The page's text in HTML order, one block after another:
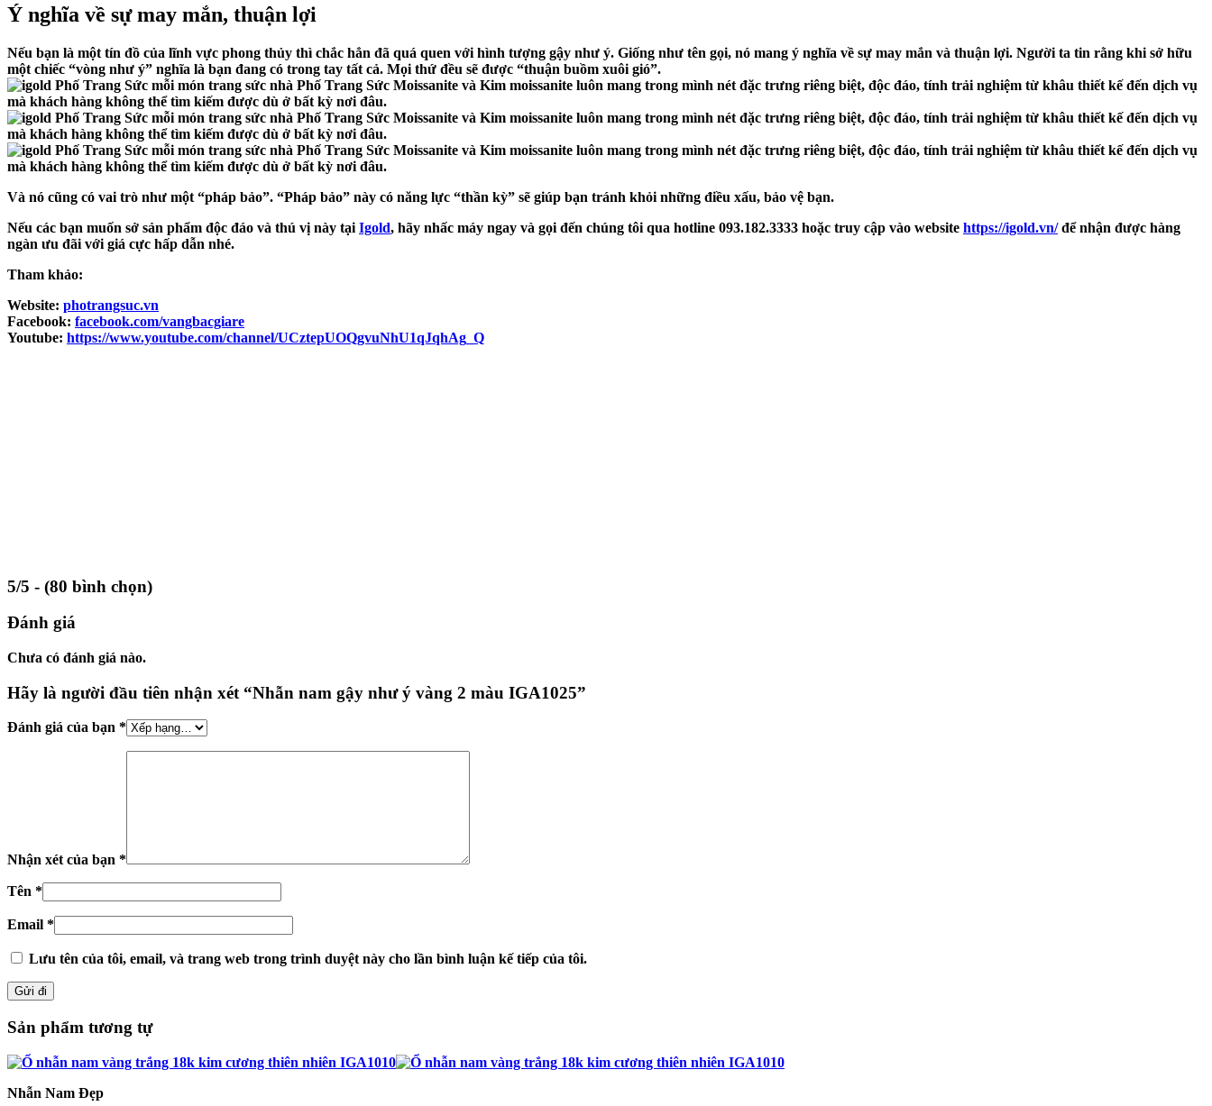
Ý nghĩa về sự may mắn, thuận lợi
Nếu bạn là một tín đồ của lĩnh vực phong thủy thì chắc hẳn đã quá quen với hình tượng gậy như ý. Giống như tên gọi, nó mang ý nghĩa về sự may mắn và thuận lợi. Người ta tin rằng khi sở hữu
một chiếc “vòng như ý” nghĩa là bạn đang có trong tay tất cả. Mọi thứ đều sẽ được “thuận buồm xuôi gió”.
Và nó cũng có vai trò như một “pháp bảo”. “Pháp bảo” này có năng lực “thần kỳ” sẽ giúp bạn tránh khỏi những điều xấu, bảo vệ bạn.
Nếu các bạn muốn sở sản phẩm độc đáo và thú vị này tại Igold, hãy nhấc máy ngay và gọi đến chúng tôi qua hotline 093.182.3333 hoặc truy cập vào website https://igold.vn/để nhận được hàng
ngàn ưu đãi với giá cực hấp dẫn nhé.
Tham khảo:
Website: photrangsuc.vn
Facebook: facebook.com/vangbacgiare
Youtube: https://www.youtube.com/channel/UCztepUOQgvuNhU1qJqhAg_Q
5/5 - (80 bình chọn)
Đánh giá
Chưa có đánh giá nào.
Hãy là người đầu tiên nhận xét “Nhẫn nam gậy như ý vàng 2 màu IGA1025”
Đánh giá của bạn *
Nhận xét của bạn *
Tên *
Email *
Lưu tên của tôi, email, và trang web trong trình duyệt này cho lần bình luận kế tiếp của tôi.
Sản phẩm tương tự
Nhẫn Nam Đẹp